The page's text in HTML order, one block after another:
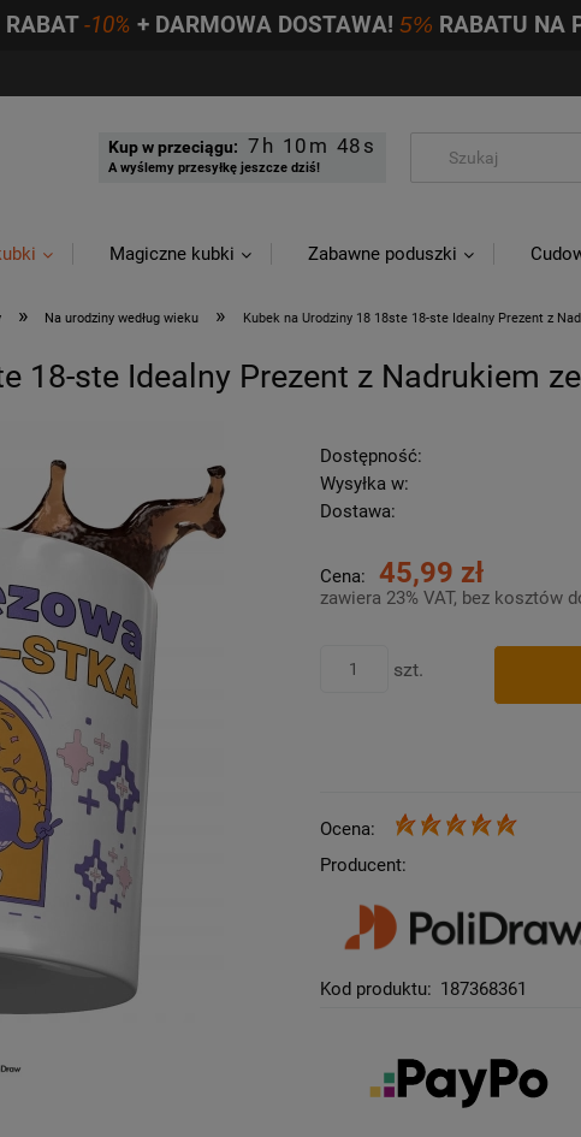
RABAT-10% + DARMOWA DOSTAWA! 5% RABATU NA
Kup w przeciągu: 7 10 47
A wyślemy przesyłkę jeszcze dziś!
Magiczne kubki Zabawne poduszki
» Na urodziny według wieku » Kubek na Urodziny 18 18ste 18-ste Idealny Prezent z
18-ste Idealny Prezent z Nadrukiem
Dostępność:
Wysyłka w:
Dostawa:
Cena: 45,99 zł
zawiera 23% VAT, bez kosztów
szt.
Ocena:
Producent:
Kod produktu: 187368361